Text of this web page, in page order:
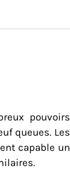
pouvoirs
queues. Les
capable un